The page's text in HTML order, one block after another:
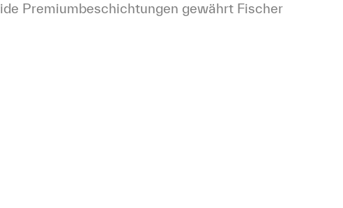
Premiumbeschichtungen gewährt Fischer